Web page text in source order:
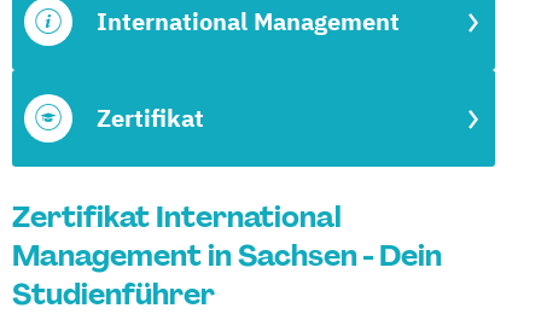
Zertifikat
International Management
Zertifikat International
Management in Sachsen - Dein
Studienführer